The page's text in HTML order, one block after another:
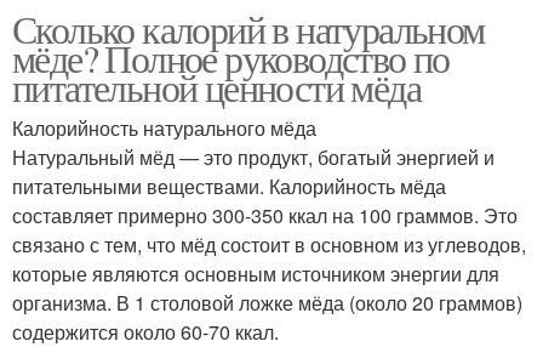
Сколько калорий в натуральном
мёде? Полное руководство по
питательной ценности мёда
Калорийность натурального мёда
Натуральный мёд — это продукт, богатый энергией и
питательными веществами. Калорийность мёда
составляет примерно 300-350 ккал на 100 граммов. Это
связано с тем, что мёд состоит в основном из углеводов,
которые являются основным источником энергии для
организма. В 1 столовой ложке мёда (около 20 граммов)
содержится около 60-70 ккал.